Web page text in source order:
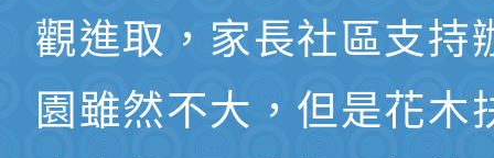
觀進取，家長社區支持
園雖然不大，但是花木